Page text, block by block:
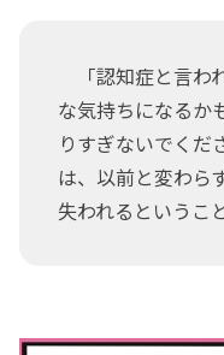
「認知症と言わ
な気持ちになるか
りすぎないでくだ
は、以前と変わら
失われるというこ